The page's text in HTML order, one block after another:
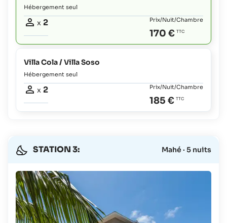
Hébergement seul
x 2 Prix/Nuit/Chambre
170 €
Villa Cola / Villa Soso
Hébergement seul
x 2 Prix/Nuit/Chambre
185 €
STATION 3: Mahé · 5 nuits